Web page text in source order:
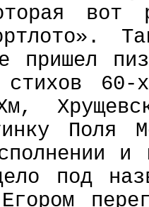
вот
пришел
стихов
под